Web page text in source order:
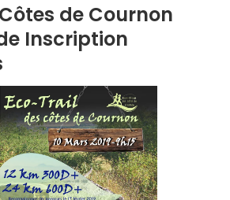
de Cournon
Inscription